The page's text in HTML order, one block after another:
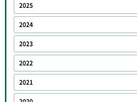
2025
2024
2023
2022
2021